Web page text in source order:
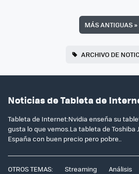
MÁS ANTIGUAS»
ARCHIVO DE
Noticias de Tableta de
Tableta de Internet:Nvidia enseña su
gusta lo que vemos.La tableta de Toshiba
España con buen precio pero pobre..
OTROS TEMAS: Streaming Análisis